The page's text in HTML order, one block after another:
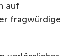
auf
fragwürdige